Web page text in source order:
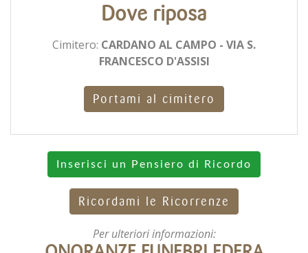
Dove riposa
Cimitero: CARDANO AL CAMPO - VIA S.
FRANCESCO D'ASSISI
Portami al cimitero
Inserisci un Pensiero di Ricordo
Ricordami le Ricorrenze
Per ulteriori informazioni: